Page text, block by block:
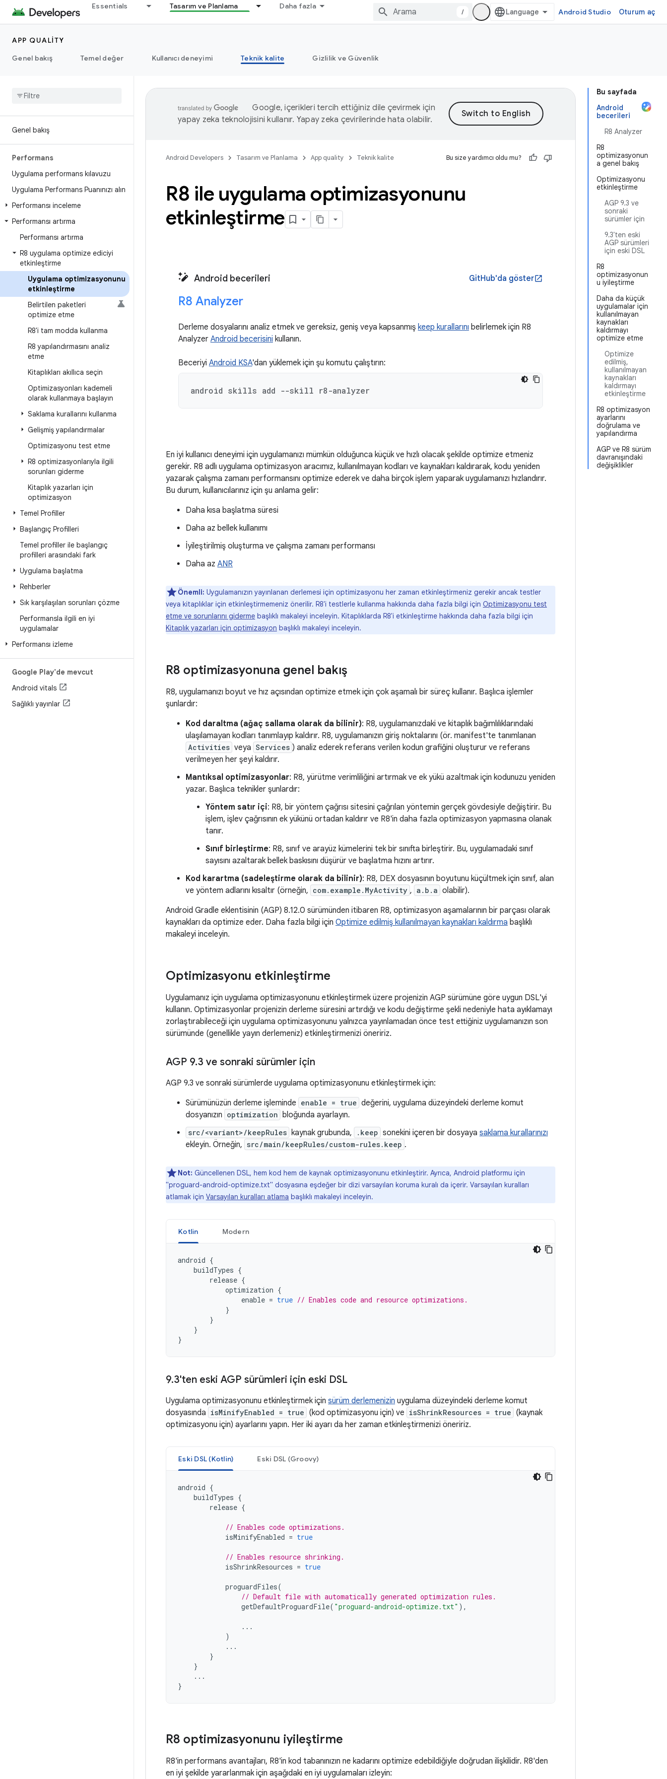
Essentials Tasarım ve Planlama Daha fazla
/ Android Studio Oturum aç
APP QUALITY
Genel bakış
Temel değer Kullanıcı deneyimi Teknik kalite Gizlilik ve Güvenlik
Genel bakış
Performans
Uygulama performans kılavuzu
Uygulama Performans Puanınızı alın
Performansı inceleme
Performansı artırma
Performansı artırma
R8 uygulama optimize ediciyi
etkinleştirme
Uygulama optimizasyonunu
etkinleştirme
Belirtilen paketleri
optimize etme
R8'i tam modda kullanma
R8 yapılandırmasını analiz
etme
Kitaplıkları akıllıca seçin
Optimizasyonları kademeli
olarak kullanmaya başlayın
Saklama kurallarını kullanma
Gelişmiş yapılandırmalar
Optimizasyonu test etme
R8 optimizasyonlarıyla ilgili
sorunları giderme
Kitaplık yazarları için
optimizasyon
Temel Profiller
Başlangıç Profilleri
Temel profiller ile başlangıç
profilleri arasındaki fark
Uygulama başlatma
Rehberler
Sık karşılaşılan sorunları çözme
Performansla ilgili en iyi
uygulamalar
Performansı izleme
Google Play'de mevcut
Android vitals
Sağlıklı yayınlar
Bu sayfada
Android
becerileri
R8 Analyzer
R8
optimizasyonun
a genel bakış
Optimizasyonu
etkinleştirme
AGP 9.3 ve
sonraki
sürümler için
9.3'ten eski
AGP sürümleri
için eski DSL
R8
optimizasyonun
u iyileştirme
Daha da küçük
uygulamalar için
kullanılmayan
kaynakları
kaldırmayı
optimize etme
Optimize
edilmiş,
kullanılmayan
kaynakları
kaldırmayı
etkinleştirme
R8 optimizasyon
ayarlarını
doğrulama ve
yapılandırma
AGP ve R8 sürüm
davranışındaki
değişiklikler
Google, içerikleri tercih ettiğiniz dile çevirmek için
yapay zeka teknolojisini kullanır. Yapay zeka çevirilerinde hata olabilir.
Android Developers Tasarım ve Planlama App quality Teknik kalite Bu size yardımcı oldu mu?
R8 ile uygulama optimizasyonunu
etkinleştirme
Android becerileri GitHub'da gösteropen_in_new
R8 Analyzer
Derleme dosyalarını analiz etmek ve gereksiz, geniş veya kapsanmış keep kurallarını belirlemek için R8
Analyzer Android becerisini kullanın.
Beceriyi Android KSA'dan yüklemek için şu komutu çalıştırın:
android skills add --skill r8-analyzer
En iyi kullanıcı deneyimi için uygulamanızı mümkün olduğunca küçük ve hızlı olacak şekilde optimize etmeniz
gerekir. R8 adlı uygulama optimizasyon aracımız, kullanılmayan kodları ve kaynakları kaldırarak, kodu yeniden
yazarak çalışma zamanı performansını optimize ederek ve daha birçok işlem yaparak uygulamanızı hızlandırır.
Bu durum, kullanıcılarınız için şu anlama gelir:
Daha kısa başlatma süresi
Daha az bellek kullanımı
İyileştirilmiş oluşturma ve çalışma zamanı performansı
Daha az ANR
Önemli: Uygulamanızın yayınlanan derlemesi için optimizasyonu her zaman etkinleştirmeniz gerekir ancak testler
veya kitaplıklar için etkinleştirmemeniz önerilir. R8'i testlerle kullanma hakkında daha fazla bilgi için Optimizasyonu test
etme ve sorunlarını giderme başlıklı makaleyi inceleyin. Kitaplıklarda R8'i etkinleştirme hakkında daha fazla bilgi için
Kitaplık yazarları için optimizasyon başlıklı makaleyi inceleyin.
R8 optimizasyonuna genel bakış
R8, uygulamanızı boyut ve hız açısından optimize etmek için çok aşamalı bir süreç kullanır. Başlıca işlemler
şunlardır:
Kod daraltma (ağaç sallama olarak da bilinir): R8, uygulamanızdaki ve kitaplık bağımlılıklarındaki
ulaşılamayan kodları tanımlayıp kaldırır. R8, uygulamanızın giriş noktalarını (ör. manifest'te tanımlanan
Activities veya Services ) analiz ederek referans verilen kodun grafiğini oluşturur ve referans
verilmeyen her şeyi kaldırır.
Mantıksal optimizasyonlar: R8, yürütme verimliliğini artırmak ve ek yükü azaltmak için kodunuzu yeniden
yazar. Başlıca teknikler şunlardır:
Yöntem satır içi: R8, bir yöntem çağrısı sitesini çağrılan yöntemin gerçek gövdesiyle değiştirir. Bu
işlem, işlev çağrısının ek yükünü ortadan kaldırır ve R8'in daha fazla optimizasyon yapmasına olanak
tanır.
Sınıf birleştirme: R8, sınıf ve arayüz kümelerini tek bir sınıfta birleştirir. Bu, uygulamadaki sınıf
sayısını azaltarak bellek baskısını düşürür ve başlatma hızını artırır.
Kod karartma (sadeleştirme olarak da bilinir): R8, DEX dosyasının boyutunu küçültmek için sınıf, alan
ve yöntem adlarını kısaltır (örneğin, com.example.MyActivity , a.b.a olabilir).
Android Gradle eklentisinin (AGP) 8.12.0 sürümünden itibaren R8, optimizasyon aşamalarının bir parçası olarak
kaynakları da optimize eder. Daha fazla bilgi için Optimize edilmiş kullanılmayan kaynakları kaldırma başlıklı
makaleyi inceleyin.
Optimizasyonu etkinleştirme
Uygulamanız için uygulama optimizasyonunu etkinleştirmek üzere projenizin AGP sürümüne göre uygun DSL'yi
kullanın. Optimizasyonlar projenizin derleme süresini artırdığı ve kodu değiştirme şekli nedeniyle hata ayıklamayı
zorlaştırabileceği için uygulama optimizasyonunu yalnızca yayınlamadan önce test ettiğiniz uygulamanızın son
sürümünde (genellikle yayın derlemeniz) etkinleştirmenizi öneririz.
AGP 9.3 ve sonraki sürümler için
AGP 9.3 ve sonraki sürümlerde uygulama optimizasyonunu etkinleştirmek için:
Sürümünüzün derleme işleminde enable = true değerini, uygulama düzeyindeki derleme komut
dosyanızın optimization bloğunda ayarlayın.
src/<variant>/keepRules kaynak grubunda, .keep sonekini içeren bir dosyaya saklama kurallarınızı
ekleyin. Örneğin, src/main/keepRules/custom-rules.keep .
Not: Güncellenen DSL, hem kod hem de kaynak optimizasyonunu etkinleştirir. Ayrıca, Android platformu için
"proguard-android-optimize.txt" dosyasına eşdeğer bir dizi varsayılan koruma kuralı da içerir. Varsayılan kuralları
atlamak için Varsayılan kuralları atlama başlıklı makaleyi inceleyin.
Kotlin Modern
android {
buildTypes {
release {
optimization {
enable = true // Enables code and resource optimizations.
}
}
}
}
9.3'ten eski AGP sürümleri için eski DSL
Uygulama optimizasyonunu etkinleştirmek için sürüm derlemenizin uygulama düzeyindeki derleme komut
dosyasında isMinifyEnabled = true (kod optimizasyonu için) ve isShrinkResources = true (kaynak
optimizasyonu için) ayarlarını yapın. Her iki ayarı da her zaman etkinleştirmenizi öneririz.
Eski DSL (Kotlin) Eski DSL (Groovy)
android {
buildTypes {
release {
// Enables code optimizations.
isMinifyEnabled = true
// Enables resource shrinking.
isShrinkResources = true
proguardFiles(
// Default file with automatically generated optimization rules.
getDefaultProguardFile( "proguard-android-optimize.txt" ),
...
)
...
}
}
...
}
R8 optimizasyonunu iyileştirme
R8'in performans avantajları, R8'in kod tabanınızın ne kadarını optimize edebildiğiyle doğrudan ilişkilidir. R8'den
en iyi şekilde yararlanmak için aşağıdaki en iyi uygulamaları izleyin: